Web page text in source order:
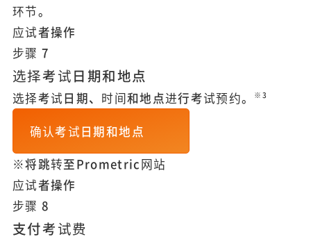
环节。
应试者操作
步骤 7
选择考试日期和地点
选择考试日期、时间和地点进行考试预约。 ※3
确认考试日期和地点
※将跳转至Prometric网站
应试者操作
步骤 8
支付考试费